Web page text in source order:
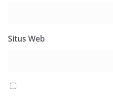
Situs Web